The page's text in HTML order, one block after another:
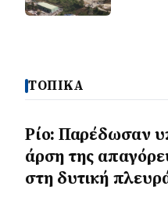
ΤΟΠΙΚΑ
Ρίο: Παρέδωσαν
άρση της
στη δυτική